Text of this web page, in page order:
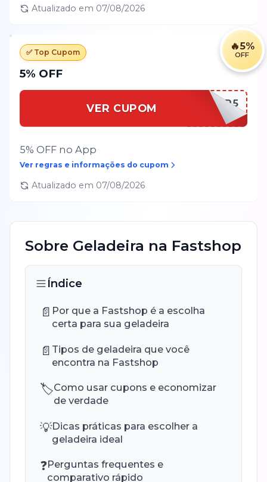
Atualizado em 07/08/2026
🔥5%
OFF
✅ Top Cupom
5% OFF
VER CUPOMBEMVINDOAPP5
5% OFF no App
Ver regras e informações do cupom
Atualizado em 07/08/2026
Sobre Geladeira na Fastshop
Índice
📄 Por que a Fastshop é a escolha
certa para sua geladeira
📄 Tipos de geladeira que você
encontra na Fastshop
🏷️Como usar cupons e economizar
de verdade
💡Dicas práticas para escolher a
geladeira ideal
❓Perguntas frequentes e
comparativo rápido